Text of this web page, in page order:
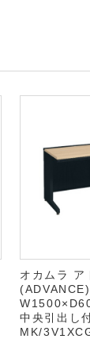
オカムラ ア
中央引出し
MK/